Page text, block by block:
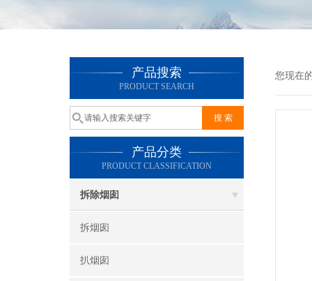
产品搜索
PRODUCT SEARCH
产品分类
PRODUCT CLASSIFICATION
拆除烟囱
拆烟囱
扒烟囱
您现在